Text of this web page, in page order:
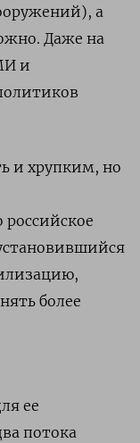
а
Даже на
и
и хрупким, но
более
ее
потока